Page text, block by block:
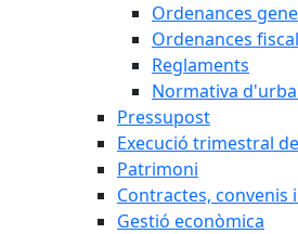
Ordenances
Ordenances
Reglaments
Normativa
Pressupost
Execució trimestral
Patrimoni
Contractes, convenis
Gestió econòmica